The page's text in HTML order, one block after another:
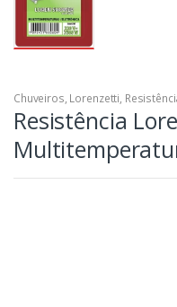
Chuveiros, Lorenzetti,
Resistência